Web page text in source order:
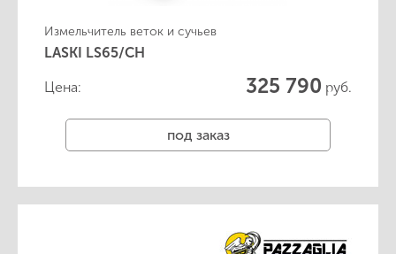
Измельчитель веток и сучьев
LASKI LS65/CH
Цена: 325 790 руб.
под заказ